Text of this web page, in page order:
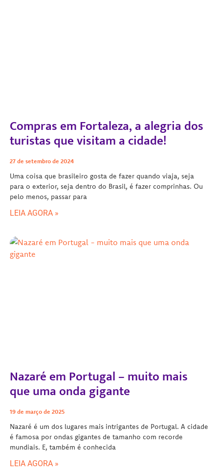
Compras em Fortaleza, a alegria dos
turistas que visitam a cidade!
27 de setembro de 2024
Uma coisa que brasileiro gosta de fazer quando viaja, seja
para o exterior, seja dentro do Brasil, é fazer comprinhas. Ou
pelo menos, passar para
LEIA AGORA »
Nazaré em Portugal – muito mais
que uma onda gigante
19 de março de 2025
Nazaré é um dos lugares mais intrigantes de Portugal. A cidade
é famosa por ondas gigantes de tamanho com recorde
mundiais. E, também é conhecida
LEIA AGORA »